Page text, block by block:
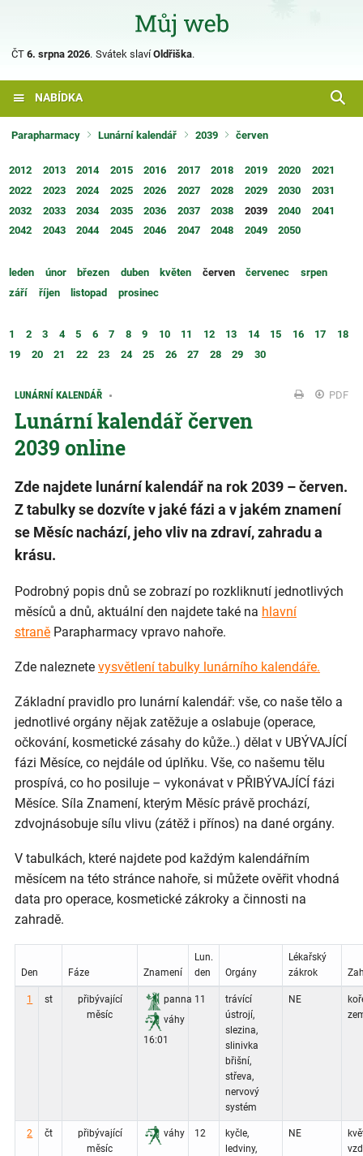
ČT 6. srpna 2026. Svátek slavíOldřiška.
NABÍDKA
Parapharmacy Lunární kalendář 2039 červen
2012 2013 2014 2015 2016 2017 2018 2019 2020
2021
2022
2023 2024 2025 2026 2027 2028 2029 2030
2031
2032
2033 2034 2035 2036 2037 2038 2039 2040
2041
2042
2043 2044 2045 2046 2047 2048 2049 2050
leden únor březen duben květen červen červenec
srpen
září
říjen listopad prosinec
1 2 3 4 5 6 7 8 9 10 11 12 13 14 15 16 17
18
19
20 21 22 23 24 25 26 27 28 29 30
LUNÁRNÍ KALENDÁŘ PDF
Lunární kalendář červen
2039 online
Zde najdete lunární kalendář na rok 2039 – červen.
Z tabulky se dozvíte v jaké fázi a v jakém znamení
se Měsíc nachází, jeho vliv na zdraví, zahradu a
krásu.
Podrobný popis dnů se zobrazí po rozkliknutí jednotlivých
měsíců a dnů, aktuální den najdete také na hlavní
straně Parapharmacy vpravo nahoře.
Zde naleznete vysvětlení tabulky lunárního kalendáře.
Základní pravidlo pro lunární kalendář: vše, co naše tělo a
jednotlivé orgány nějak zatěžuje a oslabuje (operace,
očkování, kosmetické zásahy do kůže..) dělat v UBÝVAJÍCÍ
fázi Měsíce, co nejdále od úplňku. Vše, co našemu tělu
prospívá, co ho posiluje – vykonávat v PŘIBÝVAJÍCÍ fázi
Měsíce. Síla Znamení, kterým Měsíc právě prochází,
zdvojnásobuje sílu vlivu (zátěž i přínos) na dané orgány.
V tabulkách, které najdete pod každým kalendářním
měsícem na této stránce nahoře, si můžete ověřit vhodná
data pro operace, kosmetické zákroky a činnosti na
zahradě.
Den Fáze Znamení
Lun.
den
Orgány
Lékařský
zákrok
1 st
přibývající
měsíc
panna
váhy
16:01
11
trávící
ústrojí,
slezina,
slinivka
břišní,
střeva,
nervový
systém
NE
2 čt
přibývající
měsíc
váhy 12
kyčle,
ledviny,
NE